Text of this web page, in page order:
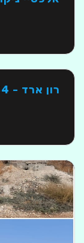
רון ארד - 34 שנים